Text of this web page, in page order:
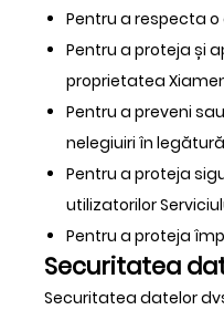
Pentru a respecta
Pentru a proteja și
proprietatea
Pentru a preveni
nelegiuiri în
Pentru a proteja
utilizatorilor
Pentru a proteja
Securitatea
Securitatea datelor